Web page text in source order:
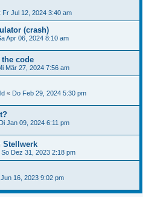
Fr Jul 12, 2024 3:40 am
(crash)
Apr 06, 2024 8:10 am
code
Mär 27, 2024 7:56 am
« Do Feb 29, 2024 5:30 pm
Di Jan 09, 2024 6:11 pm
Stellwerk
So Dez 31, 2023 2:18 pm
16, 2023 9:02 pm